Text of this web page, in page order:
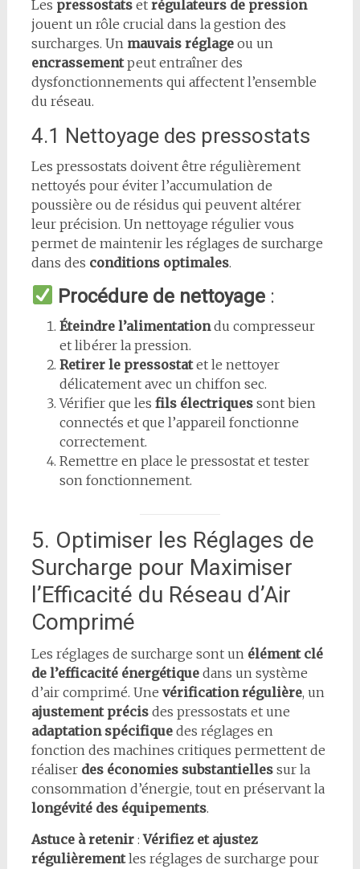
Les pressostatset régulateurs de pression
jouent un rôle crucial dans la gestion des
surcharges. Un mauvais réglageou un
encrassementpeut entraîner des
dysfonctionnements qui affectent l’ensemble
du réseau.
4.1 Nettoyage des pressostats
Les pressostats doivent être régulièrement
nettoyés pour éviter l’accumulation de
poussière ou de résidus qui peuvent altérer
leur précision. Un nettoyage régulier vous
permet de maintenir les réglages de surcharge
dans des conditions optimales.
Procédure de nettoyage :
Éteindre l’alimentationdu compresseur
et libérer la pression.
Retirer le pressostatet le nettoyer
délicatement avec un chiffon sec.
Vérifier que les fils électriquessont bien
connectés et que l’appareil fonctionne
correctement.
Remettre en place le pressostat et tester
son fonctionnement.
5. Optimiser les Réglages de
Surcharge pour Maximiser
l’Efficacité du Réseau d’Air
Comprimé
Les réglages de surcharge sont un élément clé
de l’efficacité énergétiquedans un système
d’air comprimé. Une vérification régulière, un
ajustement précisdes pressostats et une
adaptation spécifiquedes réglages en
fonction des machines critiques permettent de
réaliser des économies substantiellessur la
consommation d’énergie, tout en préservant la
longévité des équipements.
Astuce à retenir:Vérifiez et ajustez
régulièrementles réglages de surcharge pour